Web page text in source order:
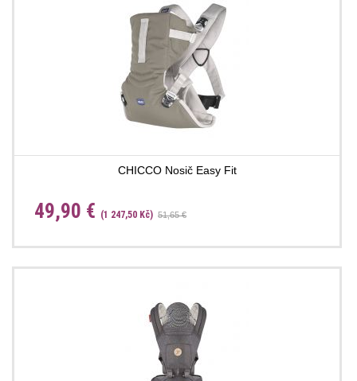
CHICCO Nosič Easy Fit
49,90 € (1 247,50 Kč) 51,65 €